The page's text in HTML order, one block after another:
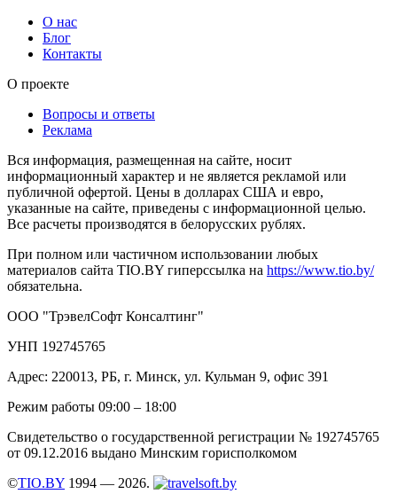
О нас
Блог
Контакты
О проекте
Вопросы и ответы
Реклама
Вся информация, размещенная на сайте, носит
информационный характер и не является рекламой или
публичной офертой. Цены в долларах США и евро,
указанные на сайте, приведены с информационной целью.
Все расчеты производятся в белорусских рублях.
При полном или частичном использовании любых
материалов сайта TIO.BY гиперссылка на https://www.tio.by/
обязательна.
ООО "ТрэвелСофт Консалтинг"
УНП 192745765
Адрес: 220013, РБ, г. Минск, ул. Кульман 9, офис 391
Режим работы 09:00 – 18:00
Свидетельство о государственной регистрации № 192745765
от 09.12.2016 выдано Минским горисполкомом
©TIO.BY 1994 — 2026.